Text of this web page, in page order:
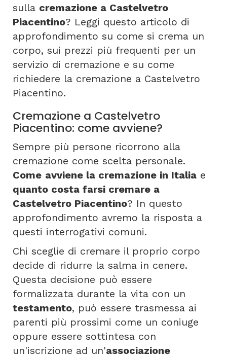
sulla cremazione a Castelvetro
Piacentino? Leggi questo articolo di
approfondimento su come si crema un
corpo, sui prezzi più frequenti per un
servizio di cremazione e su come
richiedere la cremazione a Castelvetro
Piacentino.
Cremazione a Castelvetro
Piacentino: come avviene?
Sempre più persone ricorrono alla
cremazione come scelta personale.
Come avviene la cremazione in Italia e
quanto costa farsi cremare a
Castelvetro Piacentino? In questo
approfondimento avremo la risposta a
questi interrogativi comuni.
Chi sceglie di cremare il proprio corpo
decide di ridurre la salma in cenere.
Questa decisione può essere
formalizzata durante la vita con un
testamento, può essere trasmessa ai
parenti più prossimi come un coniuge
oppure essere sottintesa con
un'iscrizione ad un'associazione